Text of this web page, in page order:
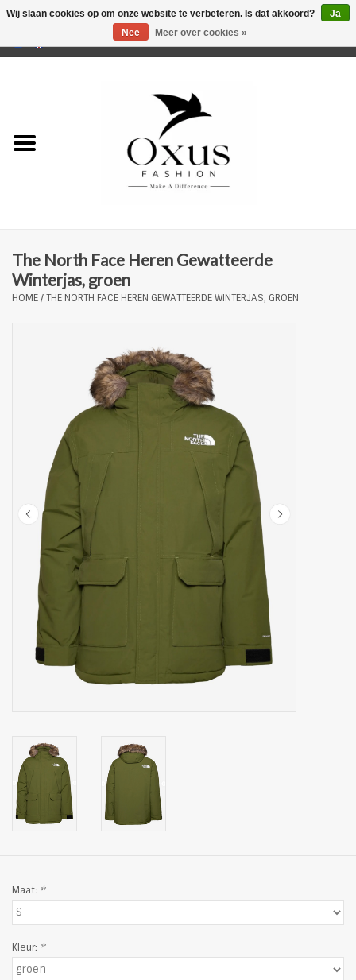
Merken
The North Face Heren Gewatteerde
Winterjas, groen
HOME/THE NORTH FACE HEREN GEWATTEERDE WINTERJAS, GROEN
Maat: *
Kleur: *
Wij slaan cookies op om onze website te verbeteren. Is dat akkoord?
Ja
Nee
Meer over cookies »